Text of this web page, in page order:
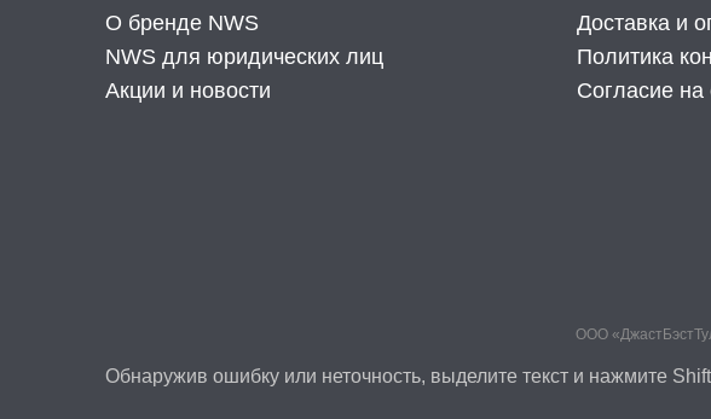
О бренде NWS
NWS для юридических лиц
Акции и новости
Доставка и
Политика
Согласие
ООО
Обнаружив ошибку или неточность, выделите текст и нажмите